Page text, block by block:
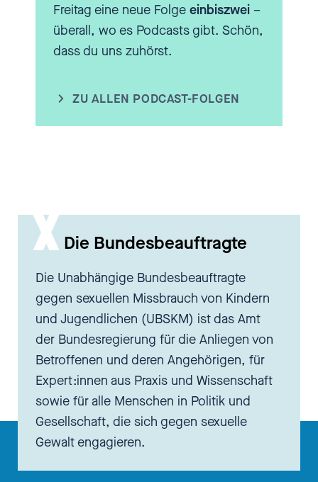
[00:03:48.560] - Christiane Kolb
wenn man über die Sexualität
einer erwachsenen Frau schreibt
über meinen Körper
beigebracht? Wie bin ich in
Und das hat mich wahnsinnig
fasziniert dann dieses, diese
Prägung macht so viel mit uns,
wie wir später mit Sexualität
umgehen oder wie wir Grenzen
setzen können, was ja hier ein
großes Thema ist, auch in
diesem Podcast. Und dahin
zurückzugehen. Und dann kam
natürlich die Zeit, wo ich im
Freitag eine neue Folge einbiszwei –
überall, wo es Podcasts gibt. Schön,
dass du uns zuhörst.
ZU ALLEN PODCAST-FOLGEN
Die Bundesbeauftragte
Die Unabhängige Bundesbeauftragte
gegen sexuellen Missbrauch von Kindern
und Jugendlichen (UBSKM) ist das Amt
der Bundesregierung für die Anliegen von
Betroffenen und deren Angehörigen, für
Expert:innen aus Praxis und Wissenschaft
sowie für alle Menschen in Politik und
Gesellschaft, die sich gegen sexuelle
Gewalt engagieren.